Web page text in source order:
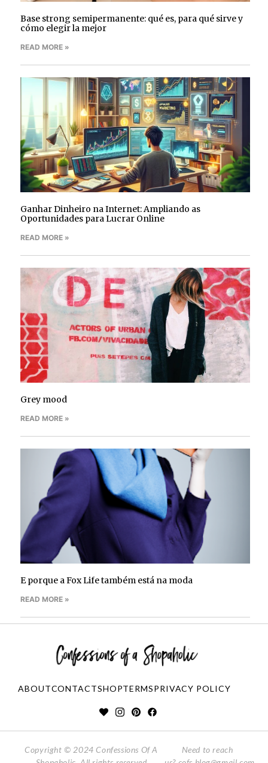
Base strong semipermanente: qué es, para qué sirve y
cómo elegir la mejor
READ MORE »
Ganhar Dinheiro na Internet: Ampliando as
Oportunidades para Lucrar Online
READ MORE »
Grey mood
READ MORE »
E porque a Fox Life também está na moda
READ MORE »
ABOUTCONTACTSHOPTERMSPRIVACY POLICY
Copyright © 2024 Confessions Of A
Need to reach